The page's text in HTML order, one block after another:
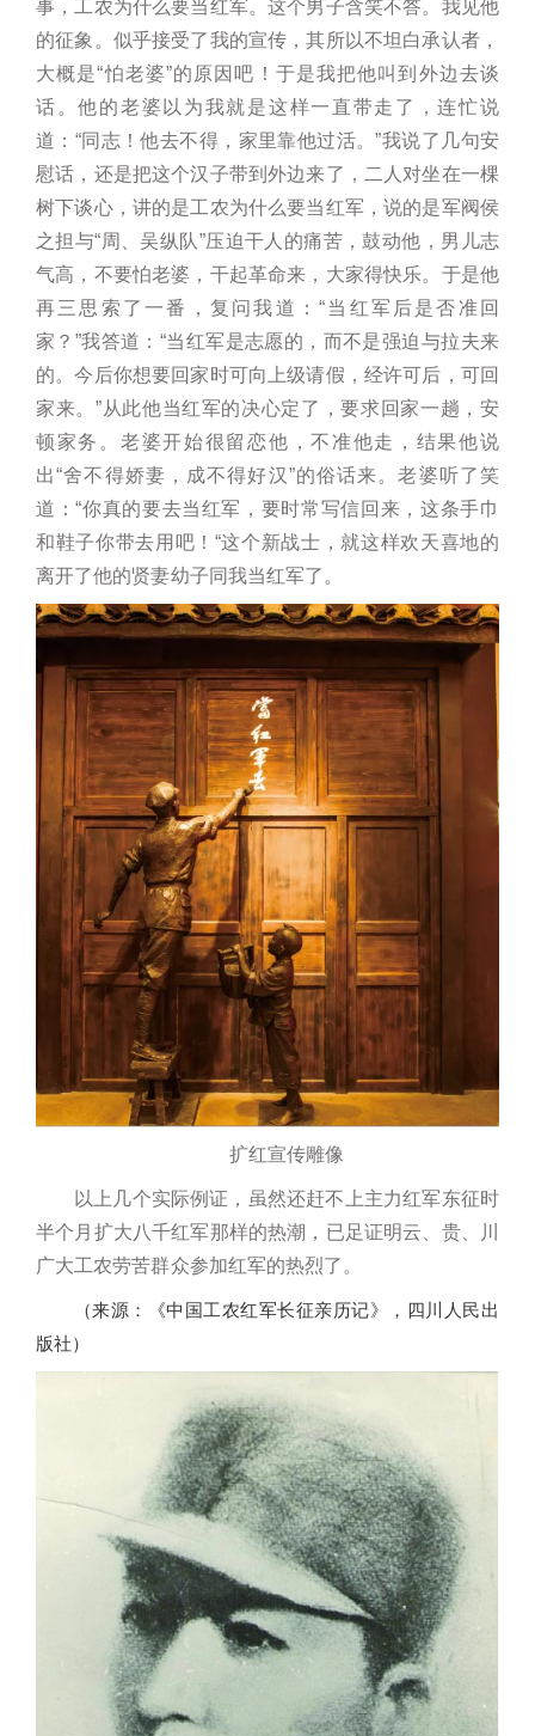
事，工农为什么要当红军。这个男子含笑不答。我见他
的征象。似乎接受了我的宣传，其所以不坦白承认者，
大概是“怕老婆”的原因吧！于是我把他叫到外边去谈
话。他的老婆以为我就是这样一直带走了，连忙说
道：“同志！他去不得，家里靠他过活。”我说了几句安
慰话，还是把这个汉子带到外边来了，二人对坐在一棵
树下谈心，讲的是工农为什么要当红军，说的是军阀侯
之担与“周、吴纵队”压迫干人的痛苦，鼓动他，男儿志
气高，不要怕老婆，干起革命来，大家得快乐。于是他
再三思索了一番，复问我道：“当红军后是否准回
家？”我答道：“当红军是志愿的，而不是强迫与拉夫来
的。今后你想要回家时可向上级请假，经许可后，可回
家来。”从此他当红军的决心定了，要求回家一趟，安
顿家务。老婆开始很留恋他，不准他走，结果他说
出“舍不得娇妻，成不得好汉”的俗话来。老婆听了笑
道：“你真的要去当红军，要时常写信回来，这条手巾
和鞋子你带去用吧！“这个新战士，就这样欢天喜地的
离开了他的贤妻幼子同我当红军了。
扩红宣传雕像
以上几个实际例证，虽然还赶不上主力红军东征时
半个月扩大八千红军那样的热潮，已足证明云、贵、川
广大工农劳苦群众参加红军的热烈了。
（来源：《中国工农红军长征亲历记》，四川人民出
版社）